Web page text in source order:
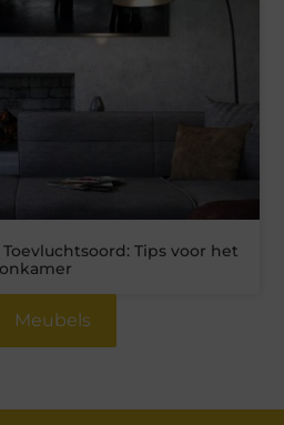
Tips voor het
Meubels